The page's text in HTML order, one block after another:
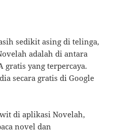
sedikit asing di telinga,
adalah di antara
gratis yang terpercaya.
secara gratis di Google
di aplikasi Novelah,
novel dan